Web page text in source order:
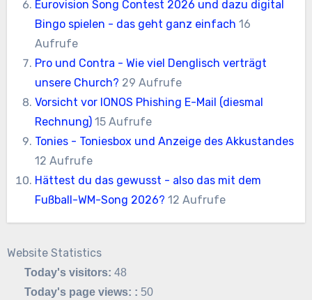
Eurovision Song Contest 2026 und dazu digital
Bingo spielen - das geht ganz einfach 16
Aufrufe
Pro und Contra - Wie viel Denglisch verträgt
unsere Church? 29 Aufrufe
Vorsicht vor IONOS Phishing E-Mail (diesmal
Rechnung) 15 Aufrufe
Tonies - Toniesbox und Anzeige des Akkustandes
12 Aufrufe
Hättest du das gewusst - also das mit dem
Fußball-WM-Song 2026? 12 Aufrufe
Website Statistics
Today's visitors:48
Today's page views: : 50